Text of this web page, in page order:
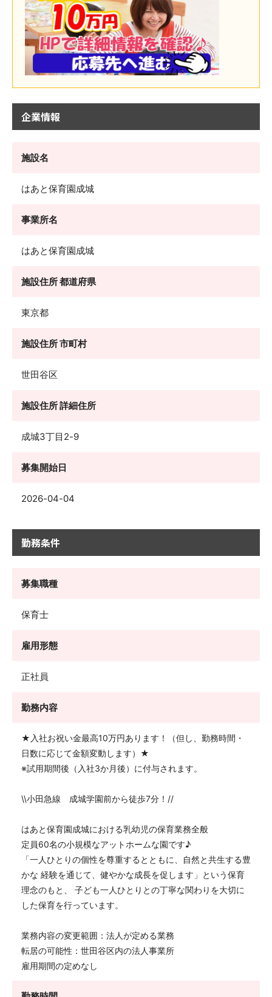
企業情報
施設名
はあと保育園成城
事業所名
はあと保育園成城
施設住所 都道府県
東京都
施設住所 市町村
世田谷区
施設住所 詳細住所
成城3丁目2-9
募集開始日
2026-04-04
勤務条件
募集職種
保育士
雇用形態
正社員
勤務内容
★入社お祝い金最高10万円あります！（但し、勤務時間・
日数に応じて金額変動します）★
※試用期間後（入社3か月後）に付与されます。
\\小田急線 成城学園前から徒歩7分！//
はあと保育園成城における乳幼児の保育業務全般
定員60名の小規模なアットホームな園です♪
「一人ひとりの個性を尊重するとともに、自然と共生する豊
かな 経験を通じて、健やかな成長を促します」という保育
理念のもと、 子ども一人ひとりとの丁寧な関わりを大切に
した保育を行っています。
業務内容の変更範囲：法人が定める業務
転居の可能性：世田谷区内の法人事業所
雇用期間の定めなし